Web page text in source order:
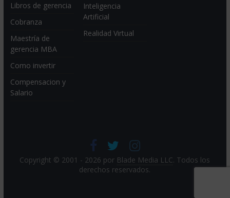
Libros de gerencia
Cobranza
Maestría de
gerencia MBA
Como invertir
Compensacion y
Salario
Inteligencia
Artificial
Realidad Virtual
Copyright © 2001 - 2026 por Blade Media LLC. Todos los
derechos reservados.